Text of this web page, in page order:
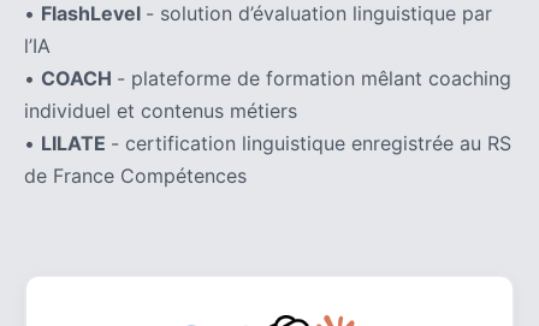
• FlashLevel - solution d’évaluation linguistique par
l’IA
• COACH - plateforme de formation mêlant coaching
individuel et contenus métiers
• LILATE - certification linguistique enregistrée au RS
de France Compétences